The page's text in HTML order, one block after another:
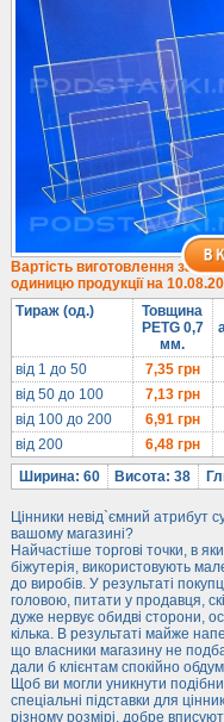
Навісні кишені
Менюхолдери
Під мобільні
Під біжутерію
Гірки та подіуми
Під косметику
Під солодке
Для хот-догів
Лототрони
Ящики з акрилу
Цінники
Засоби захисту
Інформ. стенди
Підлогові стійки
Вартість виготовлення за
одиницю продукції на
Тираж (од.)
Товщина
PETG 0,7
мм.
від 1 до 50
7,35грн
від 50 до 100
7,13грн
від 100 до 200
6,91грн
від 200
6,48грн
Ширина: 60
Висота: 38
Цінники невід`ємний атрибут
вашому магазині?
Найчастіше торгові точки, в
біжутерія, використовують
до виробів. У результаті
головою, питати у продавця,
дуже нервує обидві сторони,
кілька. В результаті майже
що власники магазину не
дали б клієнтам спокійно
Щоб ви могли уникнути
спеціальні підставки для
різному розмірі, добре